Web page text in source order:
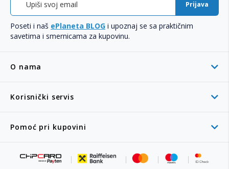
O nama
Korisnički servis
Pomoć pri kupovini
Prijava
Poseti i naš ePlaneta BLOG i upoznaj se sa praktičnim
savetima i smernicama za kupovinu.